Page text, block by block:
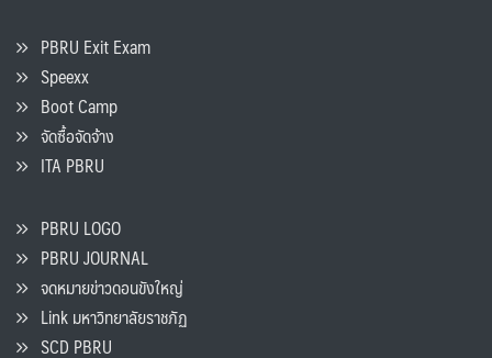
PBRU Exit Exam
Speexx
Boot Camp
จัดซื้อจัดจ้าง
ITA PBRU
PBRU LOGO
PBRU JOURNAL
จดหมายข่าวดอนขังใหญ่
Link มหาวิทยาลัยราชภัฏ
SCD PBRU